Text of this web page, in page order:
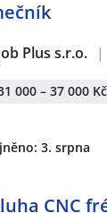
Plus s.r.o. |
000 – 37 000 Kč
3. srpna
CNC